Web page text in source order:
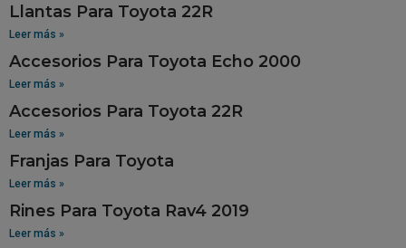
Llantas Para Toyota 22R
Leer más »
Accesorios Para Toyota Echo 2000
Leer más »
Accesorios Para Toyota 22R
Leer más »
Franjas Para Toyota
Leer más »
Rines Para Toyota Rav4 2019
Leer más »